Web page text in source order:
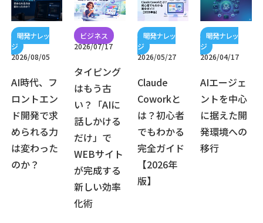
2026/08/05
AI時代、フ
ロントエン
ド開発で求
められる力
は変わった
のか？
2026/07/17
タイピング
はもう古
い？「AIに
話しかける
だけ」で
WEBサイト
が完成する
新しい効率
化術
2026/05/27
Claude
Coworkと
は？初心者
でもわかる
完全ガイド
【2026年
版】
2026/04/17
AIエージェ
ントを中心
に据えた開
発環境への
移行